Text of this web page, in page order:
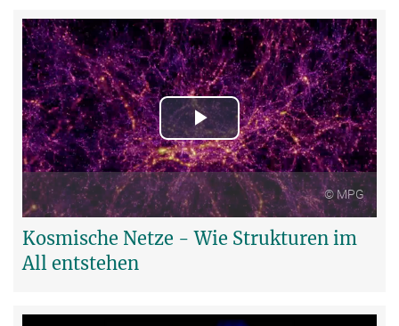
Play
Video
© MPG
Kosmische Netze - Wie Strukturen im
All entstehen